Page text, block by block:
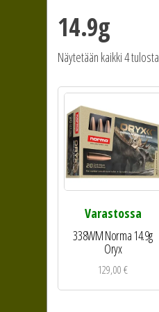
14.9g
Näytetään kaikki 4 tulosta
Varastossa
338WM Norma 14.9g
Oryx
129,00€